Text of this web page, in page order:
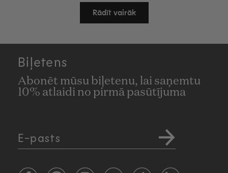
Ielādē...
Rādīt vairāk
Biļetens
Abonēt mūsu biļetenu, lai saņemtu
10% atlaidi no pirmā pasūtījuma
E-pasts